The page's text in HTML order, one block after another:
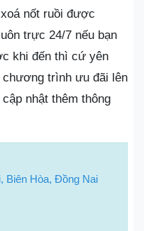
nốt ruồi được
trực 24/7 nếu bạn
khi đến thì cứ yên
chương trình ưu đãi lên
nhật thêm thông
Biên Hòa, Đồng Nai